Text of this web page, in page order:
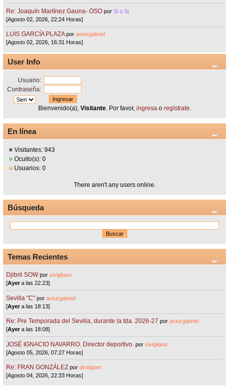
Re: Joaquín Martínez Gauna- OSO porSi o Si
[Agosto 02, 2026, 22:24 Horas]
LUIS GARCÍA PLAZA porasturgabriel
[Agosto 02, 2026, 16:31 Horas]
User Info
Usuario:
Contraseña:
Bienvenido(a), Visitante. Por favor, ingresao regístrate.
En línea
Visitantes: 943
Oculto(s): 0
Usuarios: 0
There aren't any users online.
Búsqueda
Temas Recientes
Djibril SOW porsivigliano
[Ayera las 22:23]
Sevilla "C"porasturgabriel
[Ayera las 18:13]
Re: Pre Temporada del Sevilla, durante la tda. 2026-27 porasturgabriel
[Ayera las 18:08]
JOSÉ IGNACIO NAVARRO. Director deportivo. porsivigliano
[Agosto 05, 2026, 07:27 Horas]
Re: FRAN GONZÁLEZ pordrodgom
[Agosto 04, 2026, 22:33 Horas]